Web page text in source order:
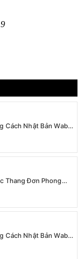
Cách Nhật Bản Wabi-
Thang Đơn Phong
T078B
Cách Nhật Bản Wabi-